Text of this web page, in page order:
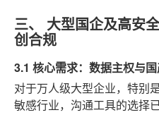
三、 大型国企及高安
创合规
3.1 核心需求：数据主权与
对于万人级大型企业，特别
敏感行业，沟通工具的选择